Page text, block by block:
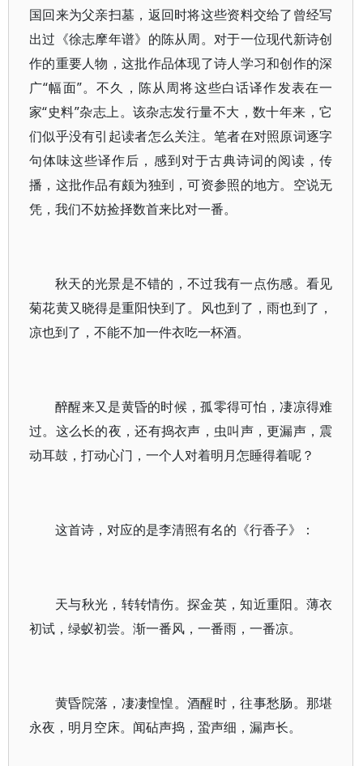
国回来为父亲扫墓，返回时将这些资料交给了曾经写
出过《徐志摩年谱》的陈从周。对于一位现代新诗创
作的重要人物，这批作品体现了诗人学习和创作的深
广“幅面”。不久，陈从周将这些白话译作发表在一
家“史料”杂志上。该杂志发行量不大，数十年来，它
们似乎没有引起读者怎么关注。笔者在对照原词逐字
句体味这些译作后，感到对于古典诗词的阅读，传
播，这批作品有颇为独到，可资参照的地方。空说无
凭，我们不妨捡择数首来比对一番。
秋天的光景是不错的，不过我有一点伤感。看见
菊花黄又晓得是重阳快到了。风也到了，雨也到了，
凉也到了，不能不加一件衣吃一杯酒。
醉醒来又是黄昏的时候，孤零得可怕，凄凉得难
过。这么长的夜，还有捣衣声，虫叫声，更漏声，震
动耳鼓，打动心门，一个人对着明月怎睡得着呢？
这首诗，对应的是李清照有名的《行香子》：
天与秋光，转转情伤。探金英，知近重阳。薄衣
初试，绿蚁初尝。渐一番风，一番雨，一番凉。
黄昏院落，凄凄惶惶。酒醒时，往事愁肠。那堪
永夜，明月空床。闻砧声捣，蛩声细，漏声长。